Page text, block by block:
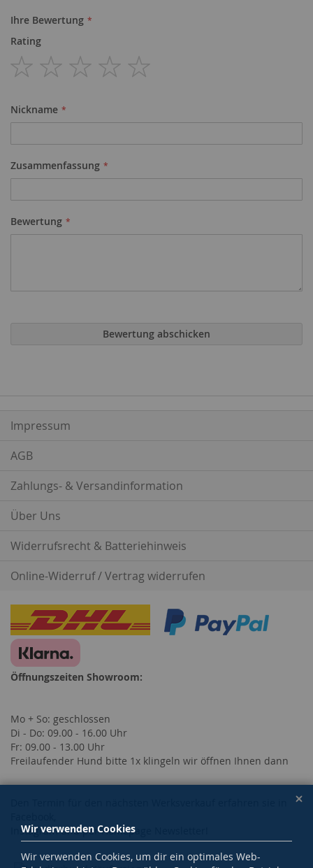
Ihre Bewertung
Rating
Nickname
Zusammenfassung
Bewertung
Bewertung abschicken
Impressum
AGB
Zahlungs- & Versandinformation
Über Uns
Widerrufsrecht & Batteriehinweis
Online-Widerruf / Vertrag widerrufen
Öffnungszeiten Showroom:
Mo + So: geschlossen
Di - Do: 09.00 - 16.00 Uhr
Fr: 09.00 - 13.00 Uhr
Freilaufender Hund bitte 1x klingeln wir öffnen Ihnen dann
Instagram und per Homepage Newsletter!
Wir verwenden Cookies
Wir verwenden Cookies, um dir ein optimales Web-